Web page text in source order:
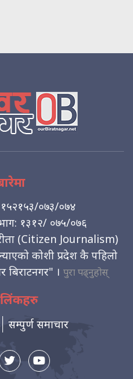
१५२१५३/०७३/०७४
१३१२/ ०७५/०७६
(Citizen Journalism)
कोशी प्रदेश कै पहिलो
। पुरा पढ्नुहोस्
सम्पुर्ण समाचार